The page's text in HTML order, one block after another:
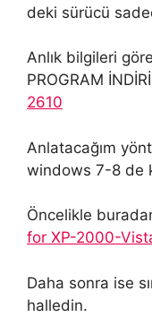
deki sürücü
Anlık bilgileri
PROGRAM
2610
Anlatacağım
windows 7-8 de
Öncelikle
for XP-2000-
Daha sonra ise
halledin.